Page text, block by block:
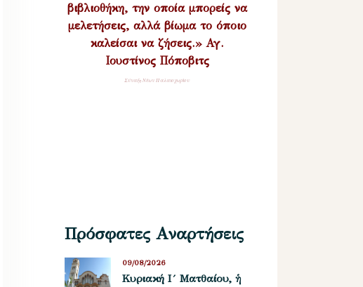
βιβλιοθήκη, την οποία μπορείς να
μελετήσεις, αλλά βίωμα το όποιο
καλείσαι να ζήσεις.» Αγ.
Ιουστίνος Πόποβιτς
Σύναξη Νέων Παλαιοχωρίου
Πρόσφατες Αναρτήσεις
Κυριακή Ι´ Ματθαίου, ἡ
09/08/2026